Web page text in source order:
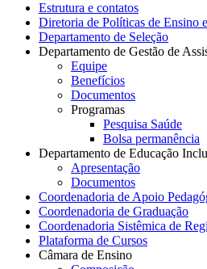
Estrutura e contatos
Diretoria de Políticas de Ensino
Departamento de Seleção
Departamento de Gestão de
Equipe
Benefícios
Documentos
Programas
Pesquisa Saúde
Bolsa permanência
Departamento de Educação
Apresentação
Documentos
Coordenadoria de Apoio
Coordenadoria de Graduação
Coordenadoria Sistêmica de
Plataforma de Cursos
Câmara de Ensino